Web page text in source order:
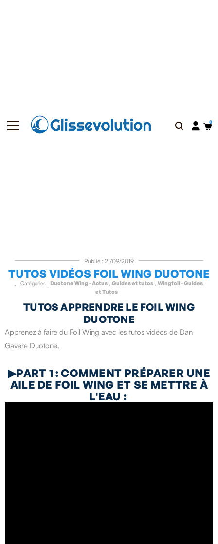
Publié : 21/09/2019
TUTOS VIDÉOS FOIL WING DUOTONE
Catégories : Duotone Wing - Actus, Guides et tutos, Wingfoil - Guides
et Tutos
TUTOS APPRENDRE LE FOIL WING
DUOTONE
Apprenez à faire du Foil Wing avec les tutos vidéos de Dan
Gavere Duotone.
▶PART 1 : COMMENT PRÉPARER UNE
AILE DE FOIL WING ET SE METTRE À
L'EAU :